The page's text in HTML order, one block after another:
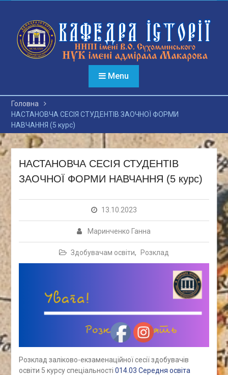
вмісту
Menu
Головна
НАСТАНОВЧА СЕСІЯ СТУДЕНТІВ ЗАОЧНОЇ ФОРМИ
НАВЧАННЯ (5 курс)
НАСТАНОВЧА СЕСІЯ СТУДЕНТІВ
ЗАОЧНОЇ ФОРМИ НАВЧАННЯ (5 курс)
13.10.2023
Маринченко Ганна
Здобувачам освіти, Розклад
Розклад заліково-екзаменаційної сесії здобувачів
освіти 5 курсу спеціальності 014.03 Середня освіта